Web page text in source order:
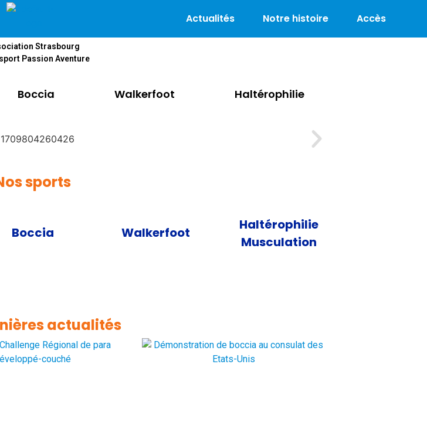
Actualités Notre histoire Accès
Strasbourg
Passion Aventure
Boccia Walkerfoot Haltérophilie
sports
Boccia Walkerfoot
Haltérophilie
Musculation
actualités